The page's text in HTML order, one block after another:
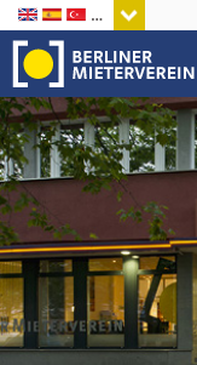
Sprachen